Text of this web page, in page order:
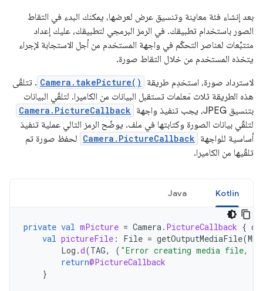
بعد إنشاء فئة معاينة وتنسيق عرض لعرضها، يمكنك البدء في التقاط
الصور باستخدام تطبيقك. في الرمز البرمجي لتطبيقك، عليك إعداد
متتبِّعات لعناصر التحكّم في واجهة المستخدم من أجل الاستجابة لإجراء
يتخذه المستخدم من خلال التقاط صورة.
لاسترداد صورة، استخدِم طريقة
Camera.takePicture() . تتلقّى
هذه الطريقة ثلاث مَعلمات تستقبل البيانات من الكاميرا. لتلقّي البيانات
بتنسيق JPEG، يجب تنفيذ واجهة
Camera.PictureCallback
لتلقّي بيانات الصورة وكتابتها في ملف. يوضّح الرمز التالي عملية تنفيذ
أساسية للواجهة Camera.PictureCallback لحفظ صورة تم
تلقّيها من الكاميرا.
Kotlin
Java
private val mPicture = Camera. PictureCallback {
val pictureFile : File = getOutputMediaFile(
Log .d(TAG, ( "Error creating media file,
return@PictureCallback
}